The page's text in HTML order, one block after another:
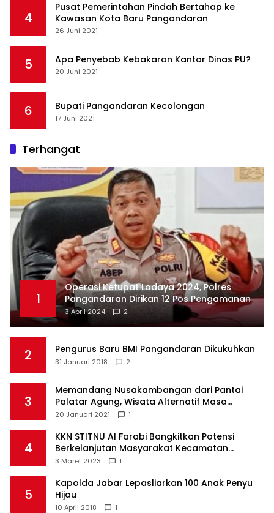
4
Pusat Pemerintahan Pindah Bertahap ke
Kawasan Kota Baru Pangandaran
26 Juni 2021
5 Apa Penyebab Kebakaran Kantor Dinas PU?
20 Juni 2021
6 Bupati Pangandaran Kecolongan
17 Juni 2021
Terhangat
1
Operasi Ketupat Lodaya 2024, Polres
Pangandaran Dirikan 12 Pos Pengamanan
3 April 2024 2
2 Pengurus Baru BMI Pangandaran Dikukuhkan
31 Januari 2018 2
3
Memandang Nusakambangan dari Pantai
Palatar Agung, Wisata Alternatif Masa
Pandemi
20 Januari 2021 1
4
KKN STITNU Al Farabi Bangkitkan Potensi
Berkelanjutan Masyarakat Kecamatan
Langkaplancar
3 Maret 2023 1
5
Kapolda Jabar Lepasliarkan 100 Anak Penyu
Hijau
10 April 2018 1